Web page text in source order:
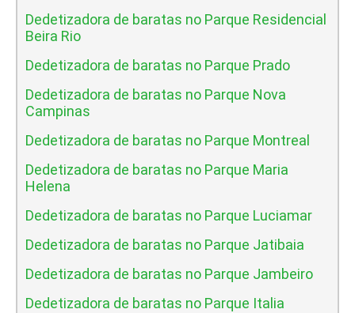
Dedetizadora de baratas no Parque Residencial
Beira Rio
Dedetizadora de baratas no Parque Prado
Dedetizadora de baratas no Parque Nova
Campinas
Dedetizadora de baratas no Parque Montreal
Dedetizadora de baratas no Parque Maria
Helena
Dedetizadora de baratas no Parque Luciamar
Dedetizadora de baratas no Parque Jatibaia
Dedetizadora de baratas no Parque Jambeiro
Dedetizadora de baratas no Parque Italia